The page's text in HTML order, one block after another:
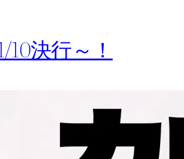
決行～！